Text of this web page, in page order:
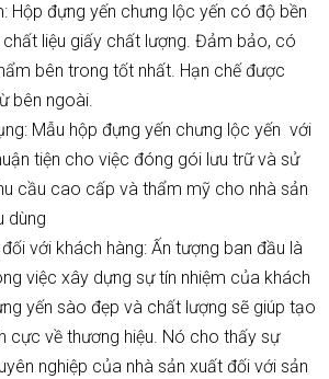
Hộp đựng yến chưng lộc yến có độ bền
liệu giấy chất lượng. Đảm bảo, có
bên trong tốt nhất. Hạn chế được
bên ngoài.
Mẫu hộp đựng yến chưng lộc yến với
tiện cho việc đóng gói lưu trữ và sử
cầu cao cấp và thẩm mỹ cho nhà sản
dùng
với khách hàng: Ấn tượng ban đầu là
việc xây dựng sự tín nhiệm của khách
yến sào đẹp và chất lượng sẽ giúp tạo
cực về thương hiệu. Nó cho thấy sự
nghiệp của nhà sản xuất đối với sản